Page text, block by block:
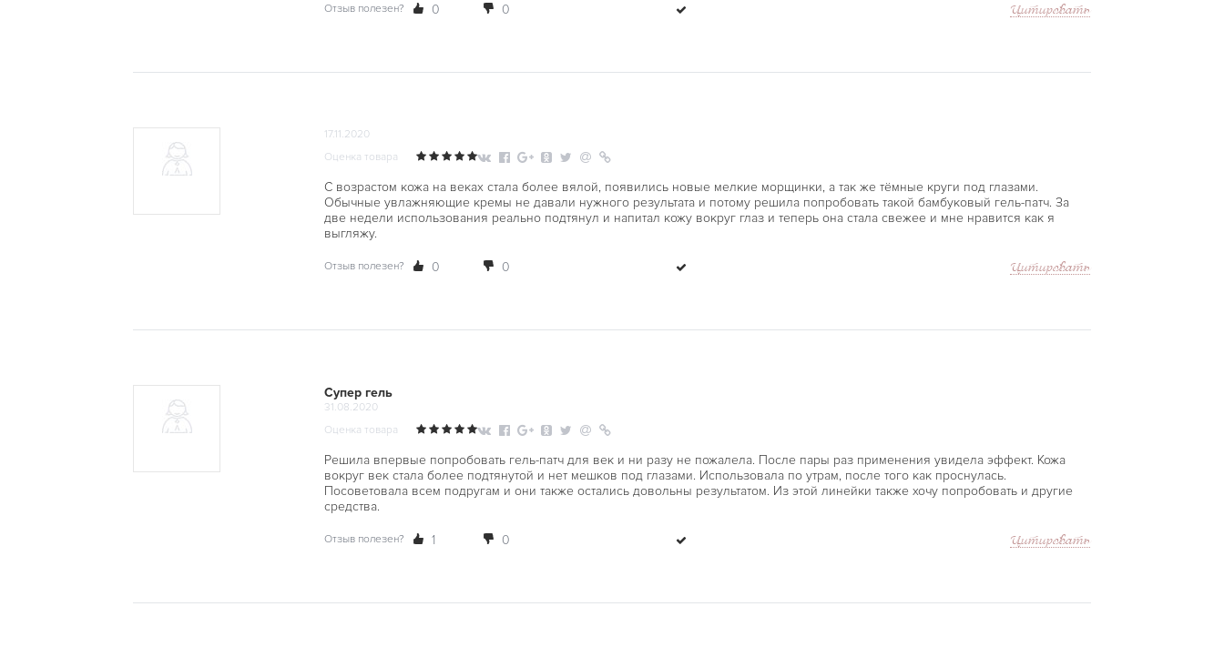
Отзыв полезен? 0 0 Цитировать
17.11.2020
Оценка товара
С возрастом кожа на веках стала более вялой, появились новые мелкие морщинки, а так же тёмные круги под глазами.
Обычные увлажняющие кремы не давали нужного результата и потому решила попробовать такой бамбуковый гель-патч. За
две недели использования реально подтянул и напитал кожу вокруг глаз и теперь она стала свежее и мне нравится как я
выгляжу.
Отзыв полезен? 0 0 Цитировать
Супер гель
31.08.2020
Оценка товара
Решила впервые попробовать гель-патч для век и ни разу не пожалела. После пары раз применения увидела эффект. Кожа
вокруг век стала более подтянутой и нет мешков под глазами. Использовала по утрам, после того как проснулась.
Посоветовала всем подругам и они также остались довольны результатом. Из этой линейки также хочу попробовать и другие
средства.
Отзыв полезен? 1 0 Цитировать